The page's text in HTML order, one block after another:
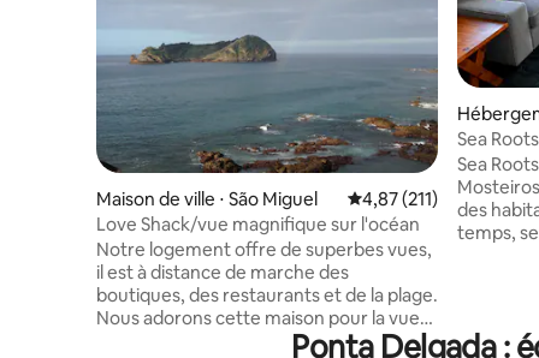
Maison de ville ⋅ São Miguel Évaluation moyenne
4,87 (211)
Love Shack/vue magnifique sur l'océan
Notre logement offre de superbes vues,
il est à distance de marche des
boutiques, des restaurants et de la plage.
Nous adorons cette maison pour la vue
sur l'océan et le son de l'océan. Notre
Sea
bord de
Sea
des
temps,
jusqu'à 4
Ponta Delgada :